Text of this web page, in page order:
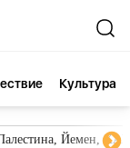
Культура
Йемен,